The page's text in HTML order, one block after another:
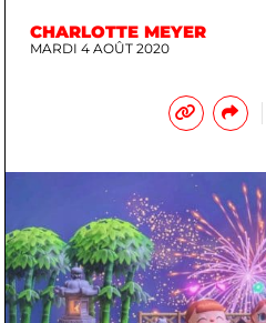
CHARLOTTE MEYER
MARDI 4 AOÛT 2020